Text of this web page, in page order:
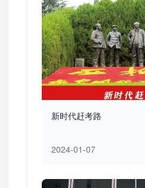
新时代赶考路
2024-01-07